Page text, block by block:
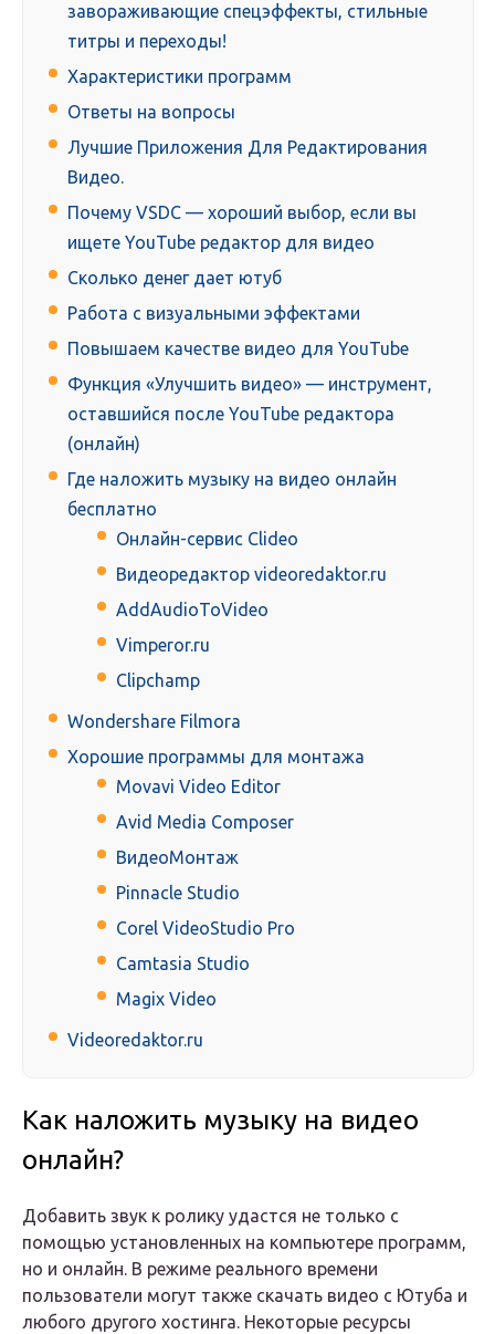
завораживающие спецэффекты, стильные
титры и переходы!
Характеристики программ
Ответы на вопросы
Лучшие Приложения Для Редактирования
Видео.
Почему VSDC — хороший выбор, если вы
ищете YouTube редактор для видео
Сколько денег дает ютуб
Работа с визуальными эффектами
Повышаем качестве видео для YouTube
Функция «Улучшить видео» — инструмент,
оставшийся после YouTube редактора
(онлайн)
Где наложить музыку на видео онлайн
бесплатно
Онлайн-сервис Clideo
Видеоредактор videoredaktor.ru
AddAudioToVideo
Vimperor.ru
Clipchamp
Wondershare Filmora
Хорошие программы для монтажа
Movavi Video Editor
Avid Media Composer
ВидеоМонтаж
Pinnacle Studio
Corel VideoStudio Pro
Camtasia Studio
Magix Video
Videoredaktor.ru
Как наложить музыку на видео
онлайн?
Добавить звук к ролику удастся не только с
помощью установленных на компьютере программ,
но и онлайн. В режиме реального времени
пользователи могут также скачать видео с Ютуба и
любого другого хостинга. Некоторые ресурсы